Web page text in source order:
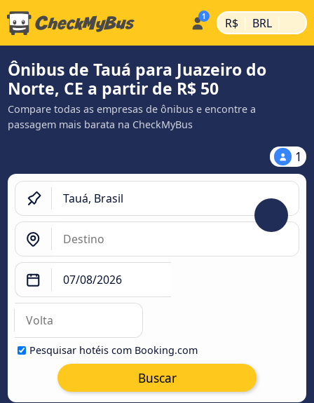
R$ | BRL |
Ônibus de Tauá para Juazeiro do
Norte, CE a partir de R$ 50
Compare todas as empresas de ônibus e encontre a
passagem mais barata na CheckMyBus
1
Pesquisar hotéis com Booking.com
Buscar